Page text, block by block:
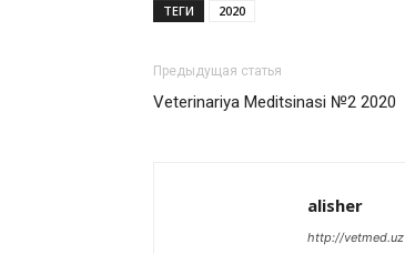
ТЕГИ 2020
Предыдущая статья
Veterinariya Meditsinasi №2 2020
alisher
http://vetmed.uz